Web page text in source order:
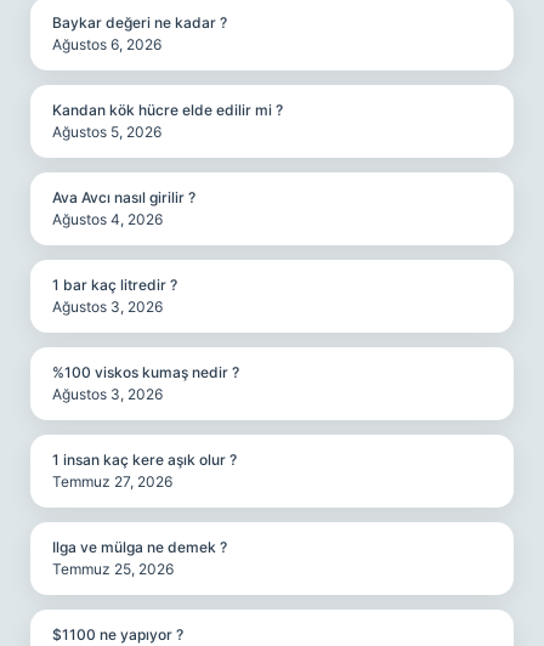
Baykar değeri ne kadar ?
Ağustos 6, 2026
Kandan kök hücre elde edilir mi ?
Ağustos 5, 2026
Ava Avcı nasıl girilir ?
Ağustos 4, 2026
1 bar kaç litredir ?
Ağustos 3, 2026
%100 viskos kumaş nedir ?
Ağustos 3, 2026
1 insan kaç kere aşık olur ?
Temmuz 27, 2026
Ilga ve mülga ne demek ?
Temmuz 25, 2026
$1100 ne yapıyor ?